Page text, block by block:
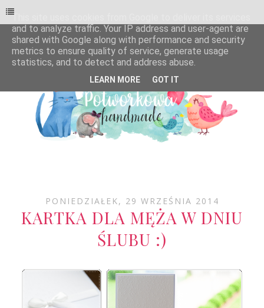
PONIEDZIAŁEK, 29 WRZEŚNIA 2014
KARTKA DLA MĘŻA W DNIU
ŚLUBU :)
This site uses cookies from Google to deliver its services
and to analyze traffic. Your IP address and user-agent are
shared with Google along with performance and security
metrics to ensure quality of service, generate usage
statistics, and to detect and address abuse.
LEARN MORE GOT IT